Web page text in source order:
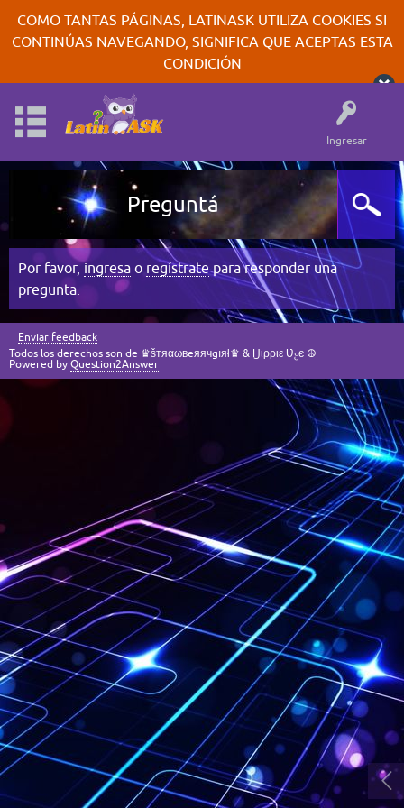
COMO TANTAS PÁGINAS, LATINASK UTILIZA COOKIES SI
CONTINÚAS NAVEGANDO, SIGNIFICA QUE ACEPTAS ESTA
CONDICIÓN
Ingresar
Preguntá
Por favor,ingresa o regístratepara responder una
pregunta.
Enviar feedback
Todos los derechos son de ♛šтяαωвeяячgıяł♛ & Ӈιρριε Ʋყє ☮
Powered by Question2Answer